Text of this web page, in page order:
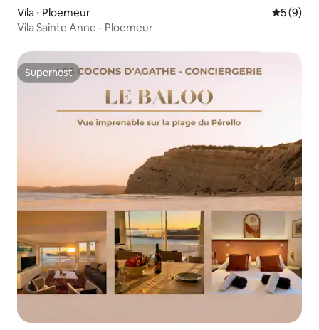
Vila ⋅ Ploemeur 5 de
5 (9)
Vila Sainte Anne - Ploemeur
Superhost
Superhost